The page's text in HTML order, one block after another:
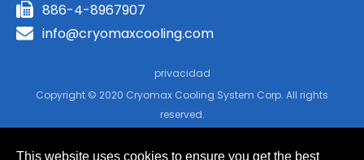
886-4-8967907
info@cryomaxcooling.com
privacidad
Copyright © 2020 Cryomax Cooling System Corp. All rights
reserved.
This website uses cookies to ensure you get the best